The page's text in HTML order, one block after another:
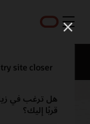
القائمة
site closer
قربًا إليك؟